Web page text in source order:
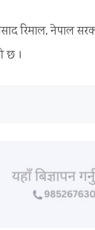
रिमाल, नेपाल
छ ।